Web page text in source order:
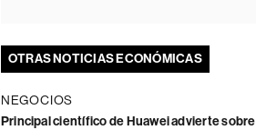
OTRAS NOTICIAS ECONÓMICAS
NEGOCIOS
Principal científico de Huawei advierte sobre